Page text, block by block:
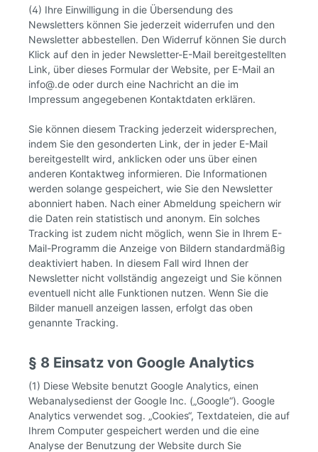
(4) Ihre Einwilligung in die Übersendung des
Newsletters können Sie jederzeit widerrufen und den
Newsletter abbestellen. Den Widerruf können Sie durch
Klick auf den in jeder Newsletter-E-Mail bereitgestellten
Link, über dieses Formular der Website, per E-Mail an
info@.de oder durch eine Nachricht an die im
Impressum angegebenen Kontaktdaten erklären.
Sie können diesem Tracking jederzeit widersprechen,
indem Sie den gesonderten Link, der in jeder E-Mail
bereitgestellt wird, anklicken oder uns über einen
anderen Kontaktweg informieren. Die Informationen
werden solange gespeichert, wie Sie den Newsletter
abonniert haben. Nach einer Abmeldung speichern wir
die Daten rein statistisch und anonym. Ein solches
Tracking ist zudem nicht möglich, wenn Sie in Ihrem E-
Mail-Programm die Anzeige von Bildern standardmäßig
deaktiviert haben. In diesem Fall wird Ihnen der
Newsletter nicht vollständig angezeigt und Sie können
eventuell nicht alle Funktionen nutzen. Wenn Sie die
Bilder manuell anzeigen lassen, erfolgt das oben
genannte Tracking.
§ 8 Einsatz von Google Analytics
(1) Diese Website benutzt Google Analytics, einen
Webanalysedienst der Google Inc. („Google“). Google
Analytics verwendet sog. „Cookies“, Textdateien, die auf
Ihrem Computer gespeichert werden und die eine
Analyse der Benutzung der Website durch Sie